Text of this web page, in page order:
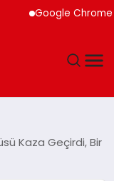
Google Chrome
Kaza Geçirdi, Bir